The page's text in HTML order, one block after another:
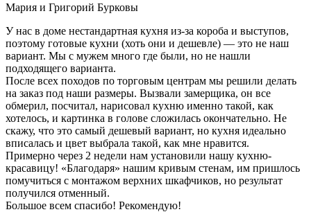
Мария и Григорий Бурковы
У нас в доме нестандартная кухня из-за короба и выступов,
поэтому готовые кухни (хоть они и дешевле) — это не наш
вариант. Мы с мужем много где были, но не нашли
подходящего варианта.
После всех походов по торговым центрам мы решили делать
на заказ под наши размеры. Вызвали замерщика, он все
обмерил, посчитал, нарисовал кухню именно такой, как
хотелось, и картинка в голове сложилась окончательно. Не
скажу, что это самый дешевый вариант, но кухня идеально
вписалась и цвет выбрала такой, как мне нравится.
Примерно через 2 недели нам установили нашу кухню-
красавицу! «Благодаря» нашим кривым стенам, им пришлось
помучиться с монтажом верхних шкафчиков, но результат
получился отменный.
Большое всем спасибо! Рекомендую!